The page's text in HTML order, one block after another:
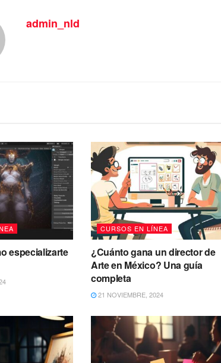
admin_nld
especializarte
CURSOS EN LÍNEA
¿Cuánto gana un director de
Arte en México? Una guía
completa
21 NOVIEMBRE, 2024